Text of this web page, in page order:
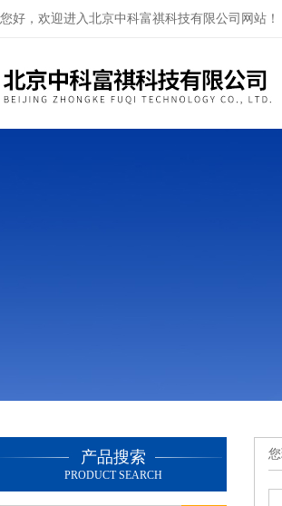
您好，欢迎进入北京中科富祺科技有限公司网站！
产品搜索
PRODUCT SEARCH